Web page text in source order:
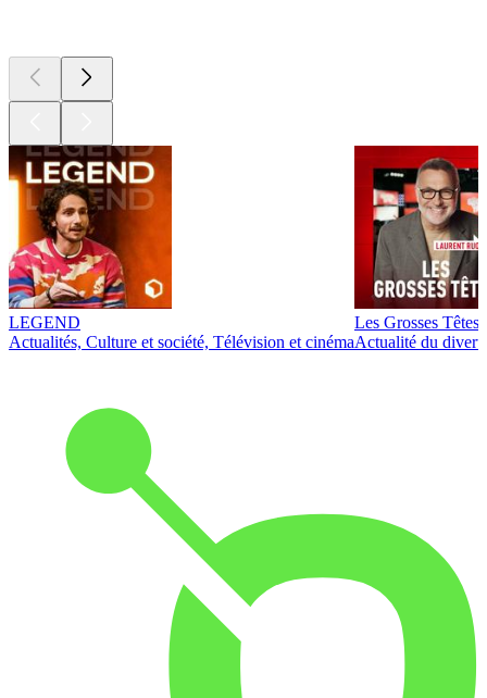
LEGEND
Actualités, Culture et société, Télévision et cinéma
Les Grosses Têtes
Actualité du